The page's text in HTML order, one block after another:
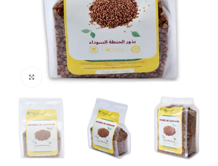
Click to enlarge